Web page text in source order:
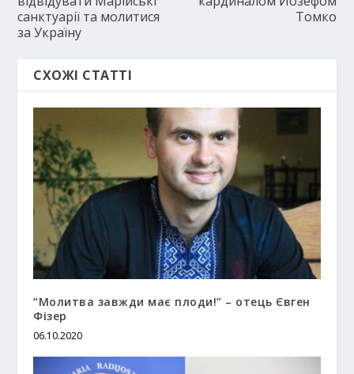
санктуарії та молитися
за Україну
Томко
СХОЖІ СТАТТІ
“Молитва завжди має плоди!” – отець Євген
Фізер
06.10.2020